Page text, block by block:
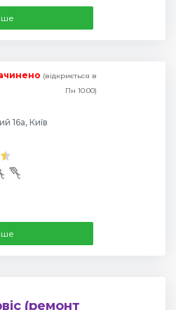
(відкриється в
Пн 10:00)
16а, Київ
(ремонт